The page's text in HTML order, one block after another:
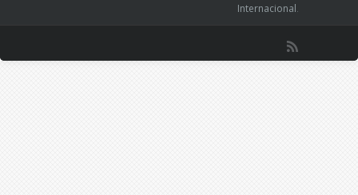
Internacional